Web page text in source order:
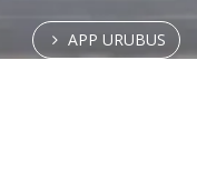
APP URUBUS